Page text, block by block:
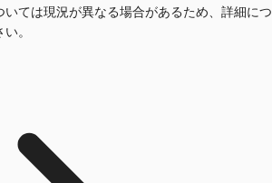
いては現況が異なる場合があるため、詳細につ
。